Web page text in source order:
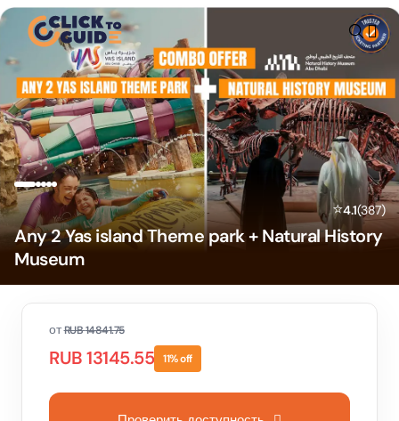
Skip to content
⭐4.1(387)
Any 2 Yas island Theme park + Natural History
Museum
отRUB14841.75
RUB13145.55 11% off